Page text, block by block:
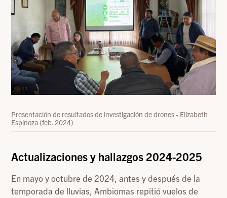
Presentación de resultados de investigación de drones - Elizabeth
Espinoza (feb. 2024)
Actualizaciones y hallazgos 2024-2025
En mayo y octubre de 2024, antes y después de la
temporada de lluvias, Ambiomas repitió vuelos de